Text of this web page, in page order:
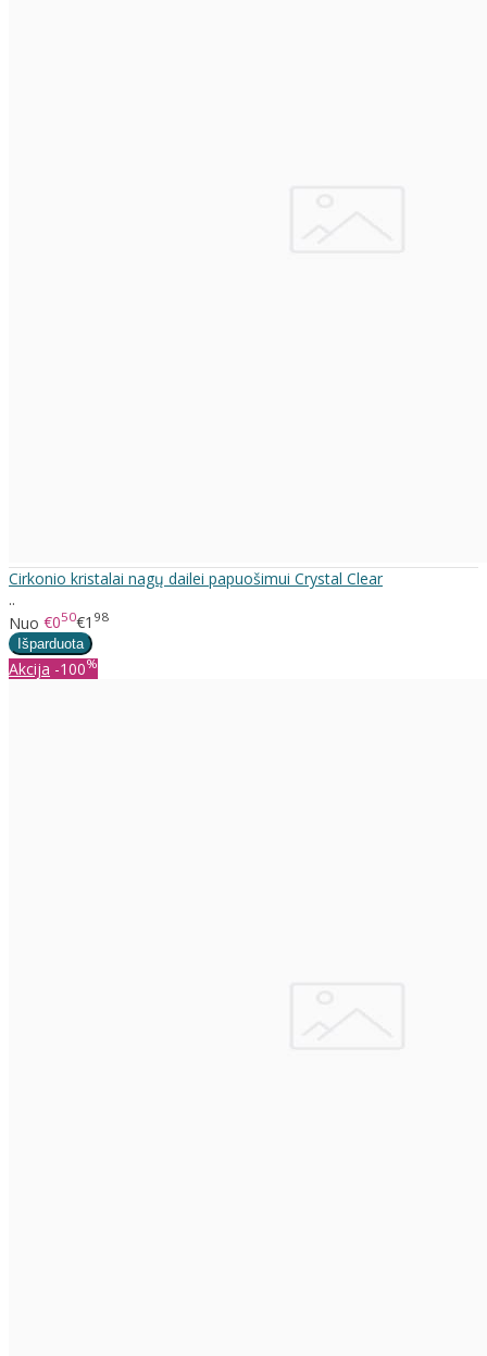
Cirkonio kristalai nagų dailei papuošimui Crystal Clear
..
Nuo €050€1 98
Akcija -100%